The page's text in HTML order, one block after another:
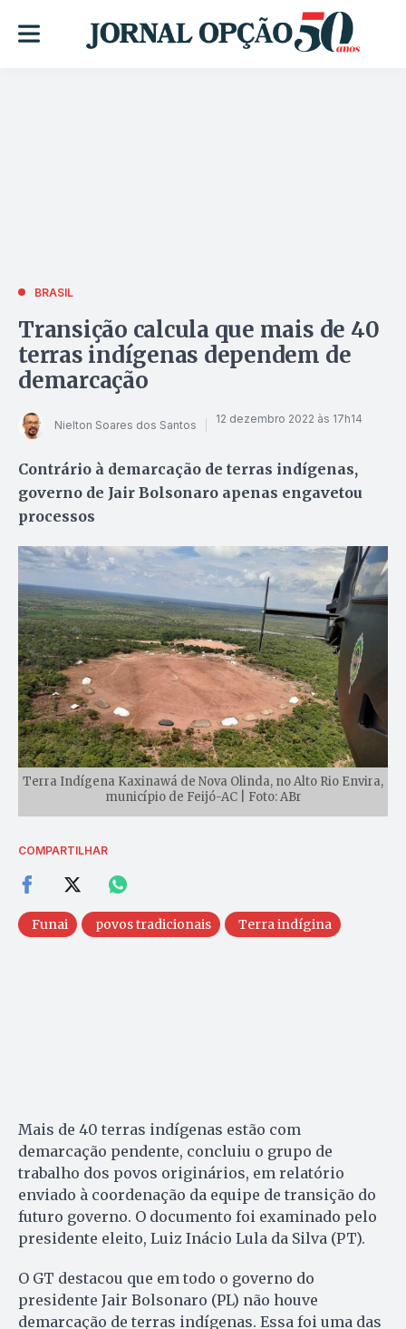
BRASIL
Transição calcula que mais de 40
terras indígenas dependem de
demarcação
Nielton Soares dos Santos 12 dezembro 2022 às 17h14
Contrário à demarcação de terras indígenas,
governo de Jair Bolsonaro apenas engavetou
processos
Terra Indígena Kaxinawá de Nova Olinda, no Alto Rio Envira,
município de Feijó-AC | Foto: ABr
COMPARTILHAR
Funai povos tradicionais Terra indígina
Mais de 40 terras indígenas estão com
demarcação pendente, concluiu o grupo de
trabalho dos povos originários, em relatório
enviado à coordenação da equipe de transição do
futuro governo. O documento foi examinado pelo
presidente eleito, Luiz Inácio Lula da Silva (PT).
O GT destacou que em todo o governo do
presidente Jair Bolsonaro (PL) não houve
demarcação de terras indígenas. Essa foi uma das